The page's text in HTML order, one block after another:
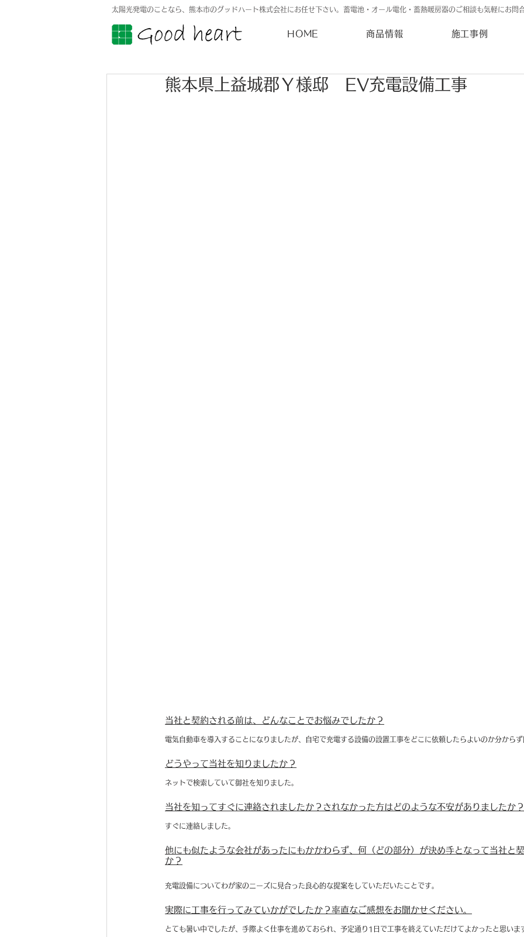
太陽光発電のことなら、熊本市のグッドハート株式会社にお任せ下さい。蓄電池・オール電化・蓄熱暖房器のご相談も気軽にお問
HOME 商品情報 施工事例
熊本県上益城郡Ｙ様邸 EV充電設備工事
当社と契約される前は、どんなことでお悩みでしたか？
電気自動車を導入することになりましたが、自宅で充電する設備の設置工事をどこに依頼したらよいのか分からず
どうやって当社を知りましたか？
ネットで検索していて御社を知りました。
当社を知ってすぐに連絡されましたか？されなかった方はどのような不安がありましたか？
すぐに連絡しました。
他にも似たような会社があったにもかかわらず、何（どの部分）が決め手となって当社と
か？
充電設備についてわが家のニーズに見合った良心的な提案をしていただいたことです。
実際に工事を行ってみていかがでしたか？率直なご感想をお聞かせください。
とても暑い中でしたが、手際よく仕事を進めておられ、予定通り1日で工事を終えていただけてよかったと思いま